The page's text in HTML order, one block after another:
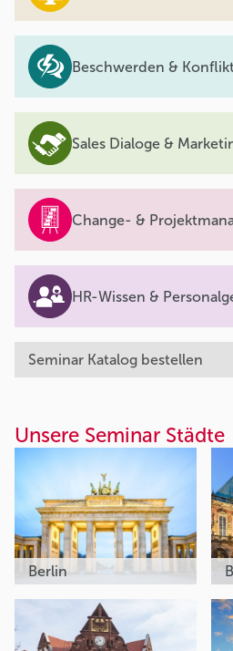
Beschwerden &
Sales Dialoge &
Change- &
HR-Wissen &
Seminar Katalog bestellen
Unsere Seminar Städte
Berlin